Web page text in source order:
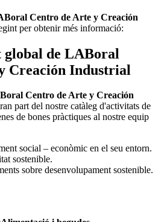
Centro de Arte y Creación
per obtenir més informació:
de LABoral
Creación Industrial
Centro de Arte y Creación
part del nostre catàleg d'activitats de
de bones pràctiques al nostre equip
social – econòmic en el seu entorn.
sostenible.
sobre desenvolupament sostenible.